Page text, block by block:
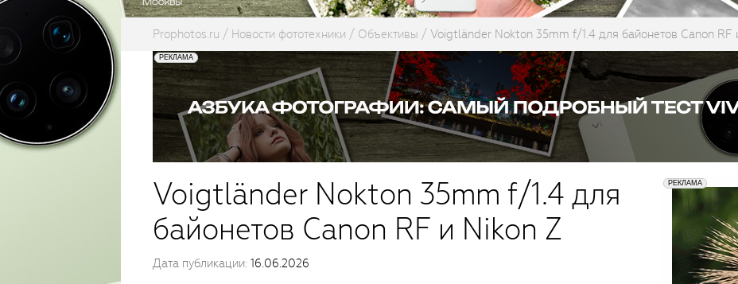
Prophotos.ru Новости фототехники Объективы Voigtländer Nokton 35mm f/1.4 для байонетов Canon RF
Voigtländer Nokton 35mm f/1.4 для
байонетов Canon RF и Nikon Z
Дата публикации: 16.06.2026